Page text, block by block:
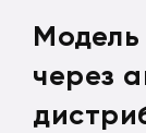
через